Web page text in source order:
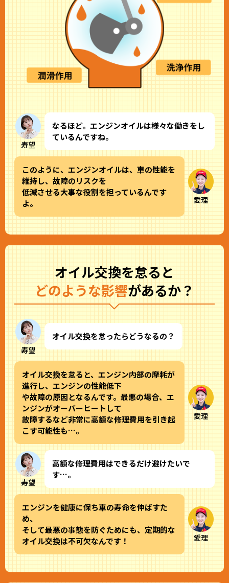
寿望
なるほど。エンジンオイルは様々な働きをし
ているんですね。
愛理
このように、エンジンオイルは、車の性能を
維持し、故障のリスクを
低減させる大事な役割を担っているんです
よ。
オイル交換を怠ると
どのような影響があるか？
寿望
オイル交換を怠ったらどうなるの？
愛理
オイル交換を怠ると、エンジン内部の摩耗が
進行し、エンジンの性能低下
や故障の原因となるんです。最悪の場合、エ
ンジンがオーバーヒートして
故障するなど非常に高額な修理費用を引き起
こす可能性も…。
寿望
高額な修理費用はできるだけ避けたいで
す…。
愛理
エンジンを健康に保ち車の寿命を伸ばすた
め、
そして最悪の事態を防ぐためにも、定期的な
オイル交換は不可欠なんです！